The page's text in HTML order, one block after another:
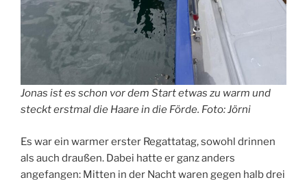
Jonas ist es schon vor dem Start etwas zu warm und
steckt erstmal die Haare in die Förde. Foto: Jörni
Es war ein warmer erster Regattatag, sowohl drinnen
als auch draußen. Dabei hatte er ganz anders
angefangen: Mitten in der Nacht waren gegen halb drei